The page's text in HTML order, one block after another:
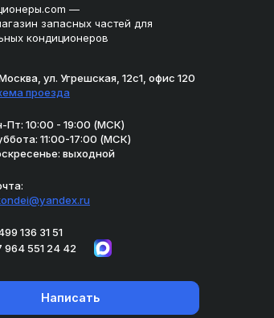
—
запасных частей для
кондиционеров
ул. Угрешская, 12с1, офис 120
проезда
Пт: 10:00 - 19:00 (МСК)
11:00-17:00 (МСК)
выходной
136 31 51
964 551 24 42
Написать